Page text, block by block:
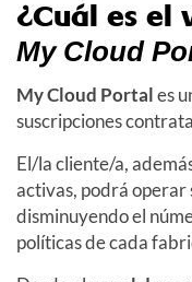
¿Cuál es el
My Cloud
My Cloud Portales
suscripciones
El/la cliente/a,
activas, podrá operar
disminuyendo el
políticas de cada